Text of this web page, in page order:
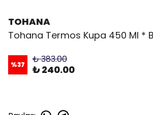
TOHANA
Tohana Termos Kupa 450 Ml *
%37 ₺ 383.00
₺ 240.00